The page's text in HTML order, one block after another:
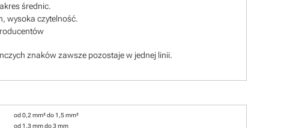
średnic.
wysoka czytelność.
znaków zawsze pozostaje w jednej linii.
od 0,2 mm² do 1,5 mm²
od 1,3 mm do 3 mm